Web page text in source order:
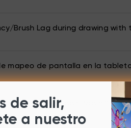
Brush Lag during drawing with
mapeo de pantalla en la
Wintab en Toon Boom
de salir,
a nuestro